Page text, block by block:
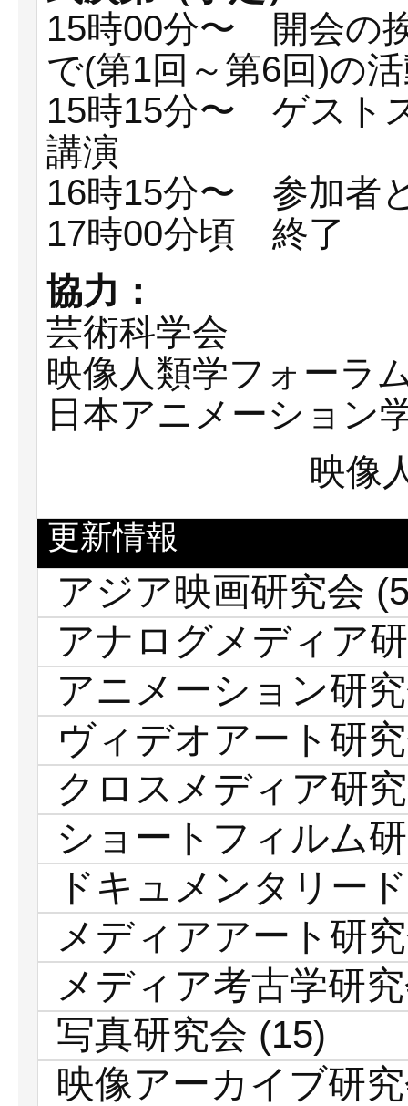
15時00分〜 開会の
で(第1回～第6回)の
15時15分〜 ゲスト
講演
16時15分〜 参加者
17時00分頃 終了
協力：
芸術科学会
映像人類学フォーラ
日本アニメーション
映像
更新情報
アジア映画研究会
アナログメディア
アニメーション研
ヴィデオアート研
クロスメディア研
ショートフィルム
ドキュメンタリー
メディアアート研
メディア考古学研
写真研究会 (15)
映像アーカイブ研